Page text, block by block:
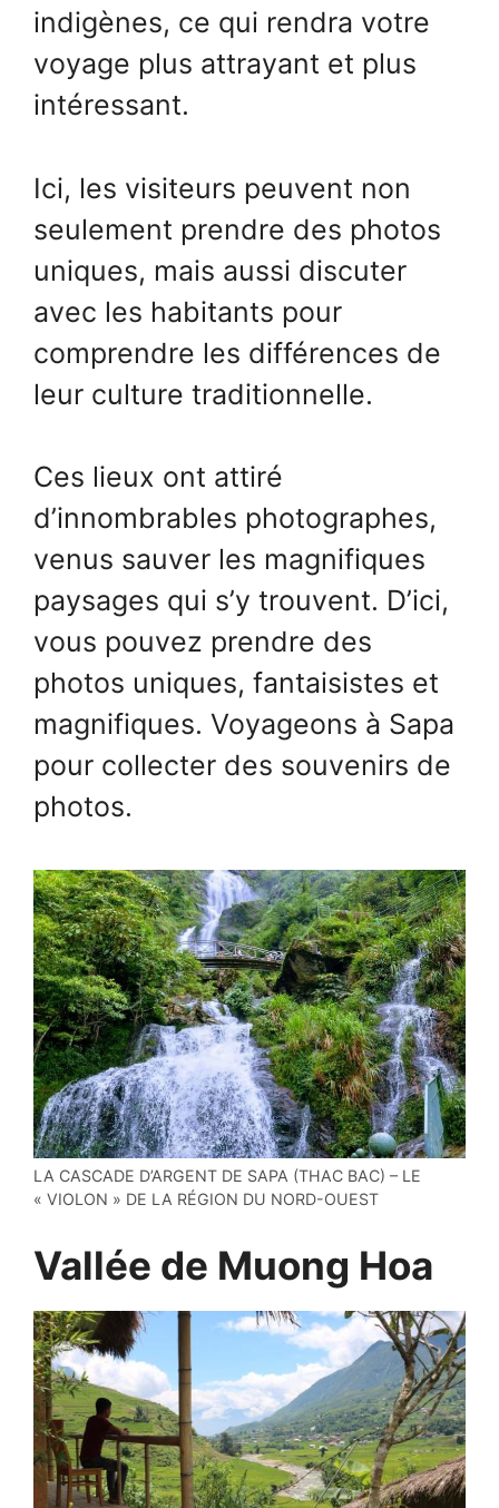
indigènes, ce qui rendra votre
voyage plus attrayant et plus
intéressant.
Ici, les visiteurs peuvent non
seulement prendre des photos
uniques, mais aussi discuter
avec les habitants pour
comprendre les différences de
leur culture traditionnelle.
Ces lieux ont attiré
d’innombrables photographes,
venus sauver les magnifiques
paysages qui s’y trouvent. D’ici,
vous pouvez prendre des
photos uniques, fantaisistes et
magnifiques. Voyageons à Sapa
pour collecter des souvenirs de
photos.
LA CASCADE D’ARGENT DE SAPA (THAC BAC) – LE
« VIOLON » DE LA RÉGION DU NORD-OUEST
Vallée de Muong Hoa